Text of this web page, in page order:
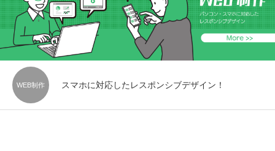
WEB制作 スマホに対応したレスポンシブデザイン！